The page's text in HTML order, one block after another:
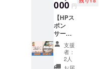
（振込
手数料
はご支
援者様
負担と
なりま
すの
で、振
込手数
ます。
・有効
期限
は、
2025年
12月31
日まで
としま
お名前
社・団
体名)
と、別
途お伺
いする
支援者
ト当
日、雨
天時は
4/27(日)
に順延
となり
ます。
順延日
程につ
セージ
をお送
りしま
す。 ■
お礼
メー
ル…
CAMPF
IREでの
000 円
【HPス
ポン
サー】
多摩
SDCの
ホーム
ページ
支援
者：
2人
お届